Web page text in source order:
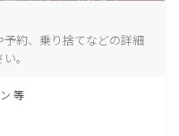
約、乗り捨てなどの詳細
。
等